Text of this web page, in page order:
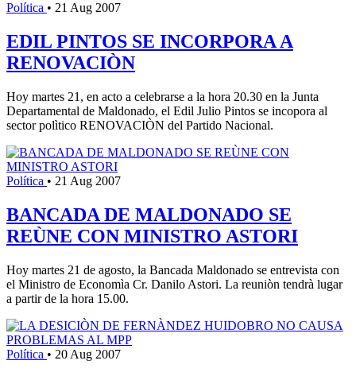
Política • 21 Aug 2007
EDIL PINTOS SE INCORPORA A
RENOVACIÒN
Hoy martes 21, en acto a celebrarse a la hora 20.30 en la Junta
Departamental de Maldonado, el Edil Julio Pintos se incopora al
sector polìtico RENOVACIÒN del Partido Nacional.
Política • 21 Aug 2007
BANCADA DE MALDONADO SE
REÙNE CON MINISTRO ASTORI
Hoy martes 21 de agosto, la Bancada Maldonado se entrevista con
el Ministro de Economìa Cr. Danilo Astori. La reuniòn tendrà lugar
a partir de la hora 15.00.
Política • 20 Aug 2007